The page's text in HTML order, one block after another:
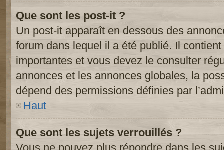
Que sont les post-it ?
Un post-it apparaît en dessous des
forum dans lequel il a été publié. Il
importantes et vous devez le consulter
annonces et les annonces globales, la
dépend des permissions définies par
Haut
Que sont les sujets verrouillés ?
Vous ne pouvez plus répondre dans les